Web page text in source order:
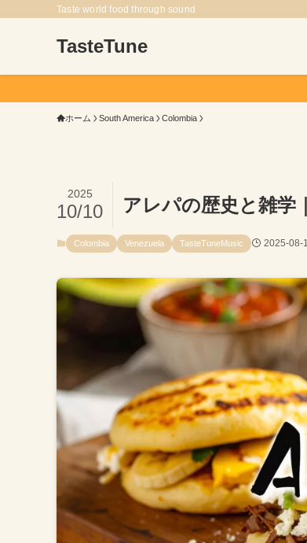
Taste world food through sound
TasteTune
ホーム South America Colombia
アレパの歴史と雑学
2025
10/10
Colombia Venezuela TasteTuneMusic 2025-08-